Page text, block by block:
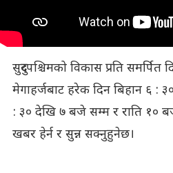
सुदुरपश्चिमको विकास प्रति
मेगाहर्जबाट हरेक दिन बिहान ६
: ३० देखि ७ बजे सम्म र राति १०
खबर हेर्न र सुन्न सक्नुहुनेछ।